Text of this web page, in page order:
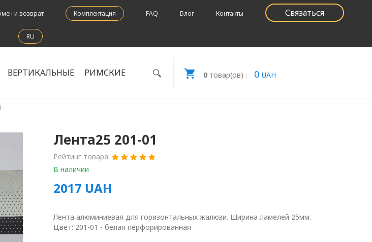
и возврат Комплектация FAQ Блог Контакты Связаться
RU
ВЕРТИКАЛЬНЫЕ РИМСКИЕ 0товар(ов) : 0 UAH
Лента25 201-01
Рейтинг товара:
В наличии
2017 UAH
Лента алюминиевая для горизонтальных жалюзи. Ширина ламелей 25мм.
Цвет: 201-01 - белая перфорированная